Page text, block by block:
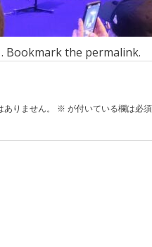
Bookmark the permalink.
りません。
※ が付いている欄は必